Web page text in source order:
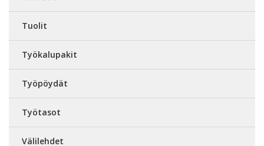
Tuolit
Työkalupakit
Työpöydät
Työtasot
Välilehdet